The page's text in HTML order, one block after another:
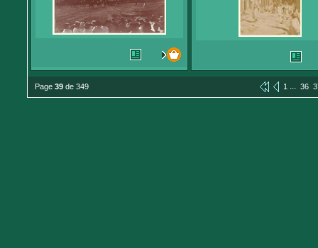
Page 39 de 349 1 ... 36